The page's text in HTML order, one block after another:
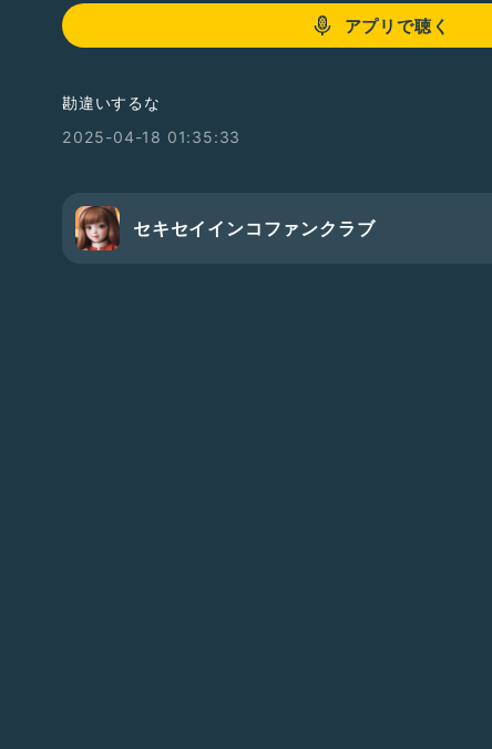
アプリで聴く
勘違いするな
2025-04-18 01:35:33
セキセイインコファンクラブ